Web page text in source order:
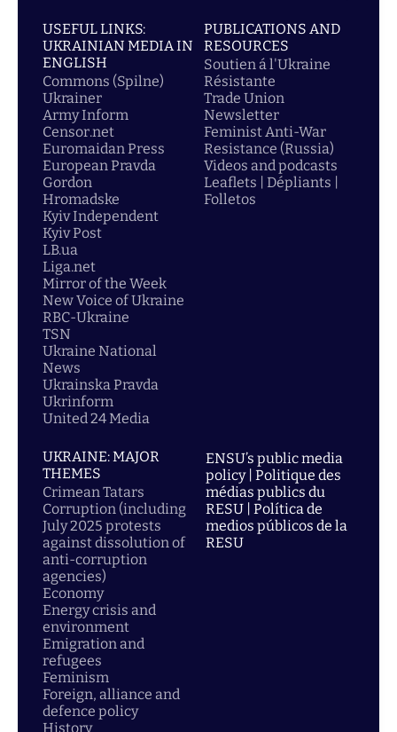
USEFUL LINKS:
UKRAINIAN MEDIA IN
ENGLISH
Commons (Spilne)
Ukrainer
Army Inform
Censor.net
Euromaidan Press
European Pravda
Gordon
Hromadske
Kyiv Independent
Kyiv Post
LB.ua
Liga.net
Mirror of the Week
New Voice of Ukraine
RBC-Ukraine
TSN
Ukraine National
News
Ukrainska Pravda
Ukrinform
United 24 Media
PUBLICATIONS AND
RESOURCES
Soutien á l'Ukraine
Résistante
Trade Union
Newsletter
Feminist Anti-War
Resistance (Russia)
Videos and podcasts
Leaflets | Dépliants |
Folletos
UKRAINE: MAJOR
THEMES
Crimean Tatars
Corruption (including
July 2025 protests
against dissolution of
anti-corruption
agencies)
Economy
Energy crisis and
environment
Emigration and
refugees
Feminism
Foreign, alliance and
defence policy
History
ENSU’s public media
policy | Politique des
médias publics du
RESU | Política de
medios públicos de la
RESU